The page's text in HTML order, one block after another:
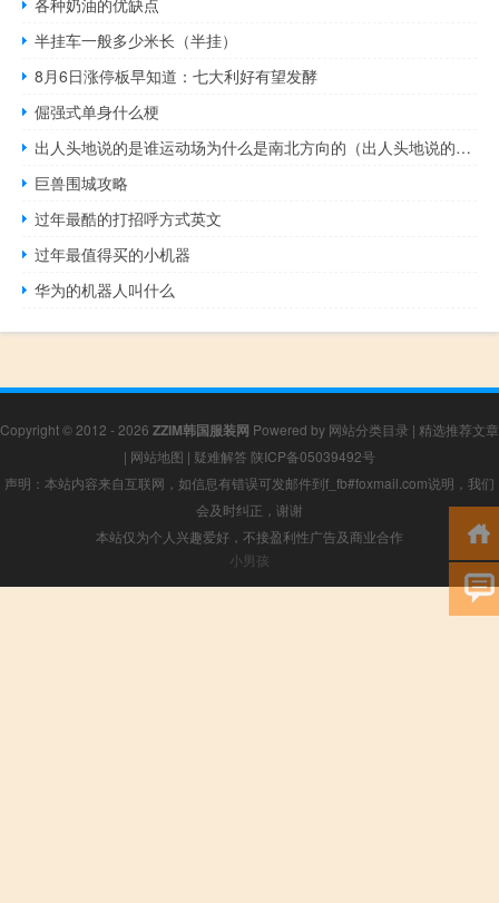
半挂车一般多少米长（半挂）
8月6日涨停板早知道：七大利好有望发酵
倔强式单身什么梗
出人头地说的是谁运动场为什么是南北方向的（出人头地说的是谁）
巨兽围城攻略
过年最酷的打招呼方式英文
过年最值得买的小机器
华为的机器人叫什么
Copyright © 2012 - 2026 ZZIM韩国服装网 Powered by 网站分类目录 | 精选推荐文章
| 网站地图 | 疑难解答 陕ICP备05039492号
声明：本站内容来自互联网，如信息有错误可发邮件到f_fb#foxmail.com说明，我们
会及时纠正，谢谢
本站仅为个人兴趣爱好，不接盈利性广告及商业合作
小男孩